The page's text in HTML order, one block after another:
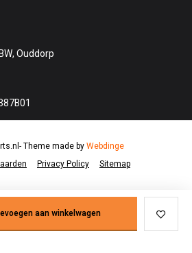
aan winkelwagen
Ouddorp
Privacy Policy Sitemap
- Theme made byWebdinge